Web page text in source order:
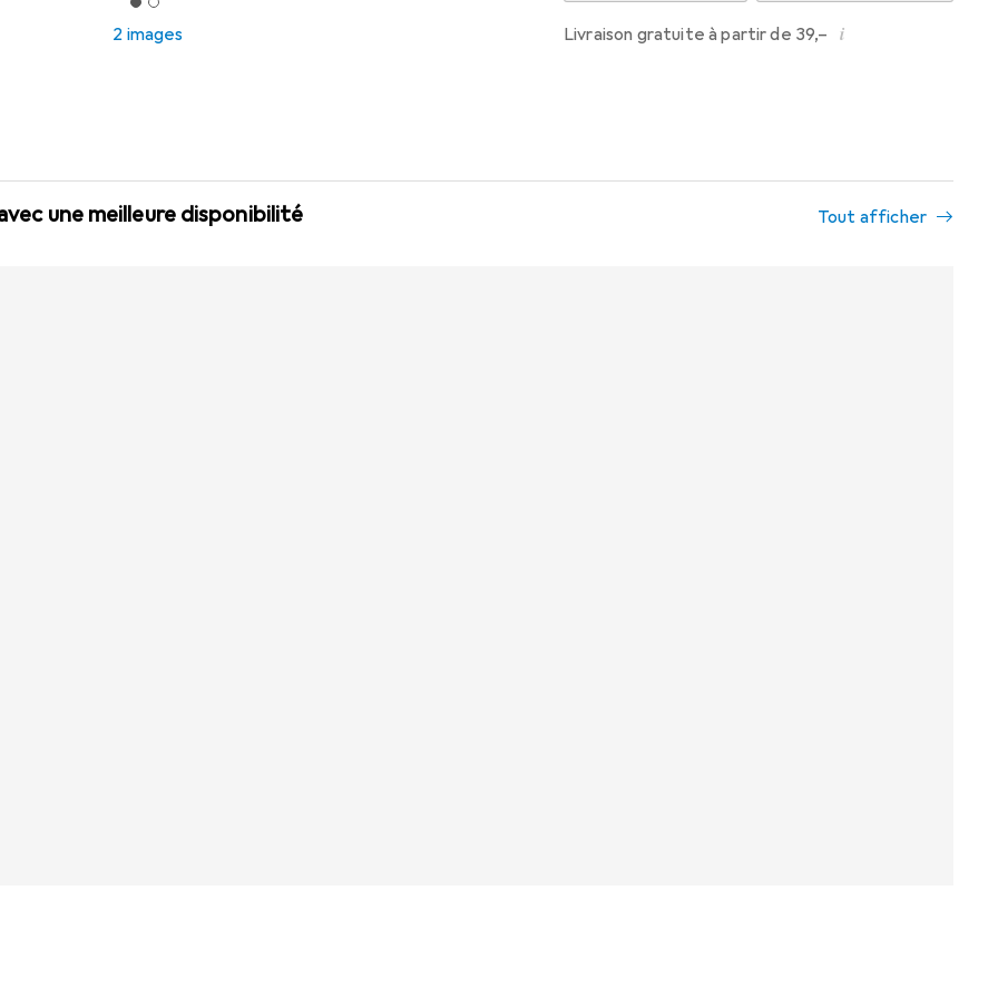
2 images Livraison gratuite à partir de 39,– i
une meilleure disponibilité Tout afficher